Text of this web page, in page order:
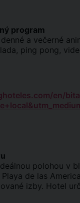
program
a večerné
ping pong,
en/
polohou v
de las
izby. Hotel